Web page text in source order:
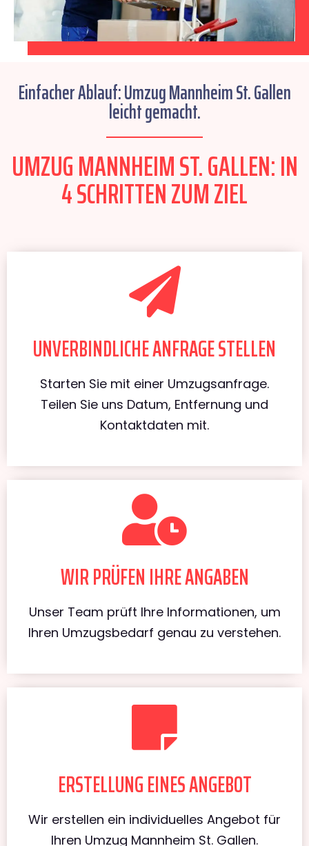
Einfacher Ablauf: Umzug Mannheim St. Gallen
leicht gemacht.
UMZUG MANNHEIM ST. GALLEN: IN
4 SCHRITTEN ZUM ZIEL
UNVERBINDLICHE ANFRAGE STELLEN
Starten Sie mit einer Umzugsanfrage.
Teilen Sie uns Datum, Entfernung und
Kontaktdaten mit.
WIR PRÜFEN IHRE ANGABEN
Unser Team prüft Ihre Informationen, um
Ihren Umzugsbedarf genau zu verstehen.
ERSTELLUNG EINES ANGEBOT
Wir erstellen ein individuelles Angebot für
Ihren Umzug Mannheim St. Gallen.